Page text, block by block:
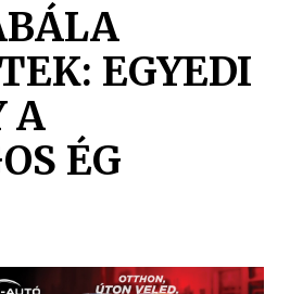
EGYEDI
A
ÉG